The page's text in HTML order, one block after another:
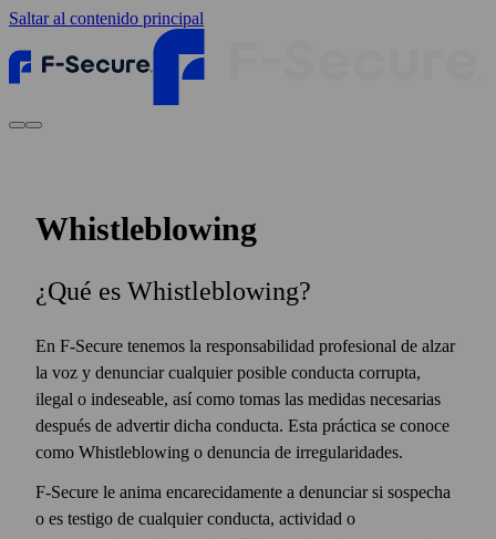
Saltar al contenido principal
Whistleblowing
¿Qué es Whistleblowing?
En F‑Secure tenemos la responsabilidad profesional de alzar
la voz y denunciar cualquier posible conducta corrupta,
ilegal o indeseable, así como tomas las medidas necesarias
después de advertir dicha conducta. Esta práctica se conoce
como Whistleblowing o denuncia de irregularidades.
F‑Secure le anima encarecidamente a denunciar si sospecha
o es testigo de cualquier conducta, actividad o